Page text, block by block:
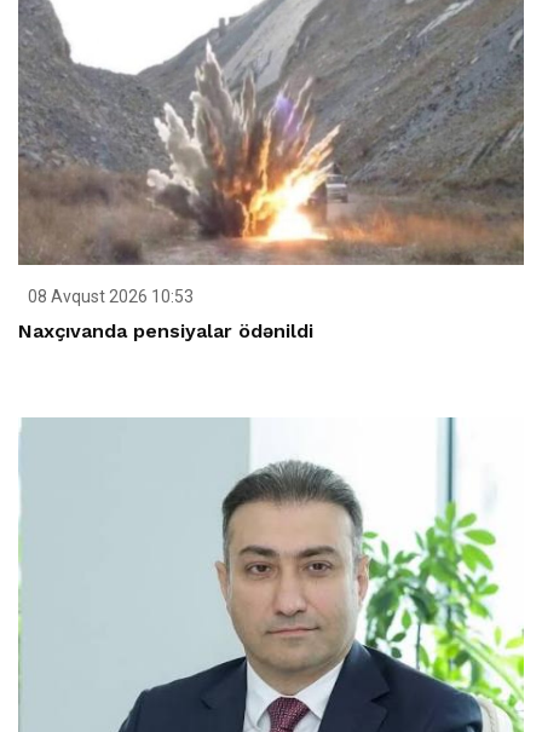
08 Avqust 2026 10:53
Naxçıvanda pensiyalar ödənildi